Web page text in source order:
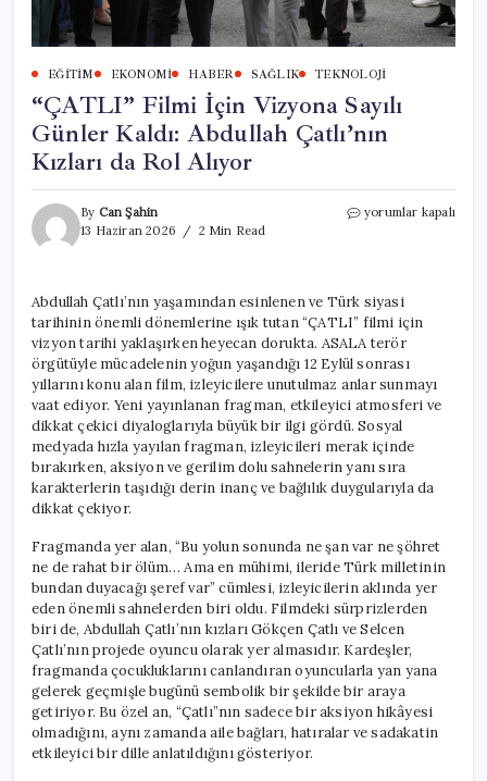
EĞITIM EKONOMI HABER SAĞLIK TEKNOLOJI
“ÇATLI” Filmi İçin Vizyona Sayılı
Günler Kaldı: Abdullah Çatlı’nın
Kızları da Rol Alıyor
By Can Şahin
13 Haziran 2026
2 Min Read
“ÇATLI”
Günler
Kaldı:
Abdullah
Çatlı’nın
Rol
Alıyor
için
yorumlar kapalı
Abdullah Çatlı’nın yaşamından esinlenen ve Türk siyasi
tarihinin önemli dönemlerine ışık tutan “ÇATLI” filmi için
vizyon tarihi yaklaşırken heyecan dorukta. ASALA terör
örgütüyle mücadelenin yoğun yaşandığı 12 Eylül sonrası
yıllarını konu alan film, izleyicilere unutulmaz anlar sunmayı
vaat ediyor. Yeni yayınlanan fragman, etkileyici atmosferi ve
dikkat çekici diyaloglarıyla büyük bir ilgi gördü. Sosyal
medyada hızla yayılan fragman, izleyicileri merak içinde
bırakırken, aksiyon ve gerilim dolu sahnelerin yanı sıra
karakterlerin taşıdığı derin inanç ve bağlılık duygularıyla da
dikkat çekiyor.
Fragmanda yer alan, “Bu yolun sonunda ne şan var ne şöhret
ne de rahat bir ölüm… Ama en mühimi, ileride Türk milletinin
bundan duyacağı şeref var” cümlesi, izleyicilerin aklında yer
eden önemli sahnelerden biri oldu. Filmdeki sürprizlerden
biri de, Abdullah Çatlı’nın kızları Gökçen Çatlı ve Selcen
Çatlı’nın projede oyuncu olarak yer almasıdır. Kardeşler,
fragmanda çocukluklarını canlandıran oyuncularla yan yana
gelerek geçmişle bugünü sembolik bir şekilde bir araya
getiriyor. Bu özel an, “Çatlı”nın sadece bir aksiyon hikâyesi
olmadığını, aynı zamanda aile bağları, hatıralar ve sadakatin
etkileyici bir dille anlatıldığını gösteriyor.